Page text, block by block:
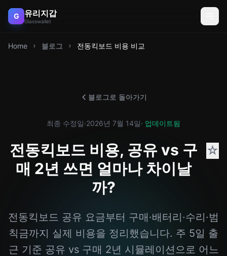
G 유리지갑
Glasswallet
Home 블로그 전동킥보드 비용 비교
블로그로 돌아가기
최종 수정일·2026년 7월 14일· 업데이트됨
전동킥보드 비용, 공유 vs 구
매 2년 쓰면 얼마나 차이날
까?
☆
전동킥보드 공유 요금부터 구매·배터리·수리·범
칙금까지 실제 비용을 정리했습니다. 주 5일 출
근 기준 공유 vs 구매 2년 시뮬레이션으로 어느